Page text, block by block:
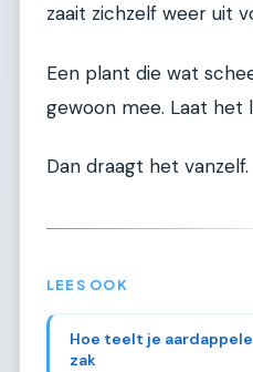
zaait zichzelf weer uit
Een plant die wat
gewoon mee. Laat het
Dan draagt het vanzelf.
LEES OOK
Hoe teelt je
zak